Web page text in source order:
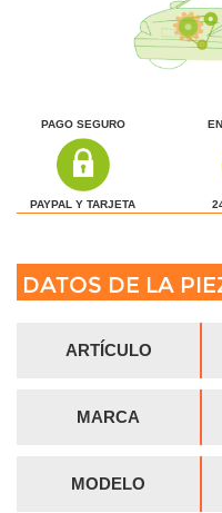
PAGO SEGURO
PAYPAL Y TARJETA
DATOS DE LA
ARTÍCULO
MARCA
MODELO